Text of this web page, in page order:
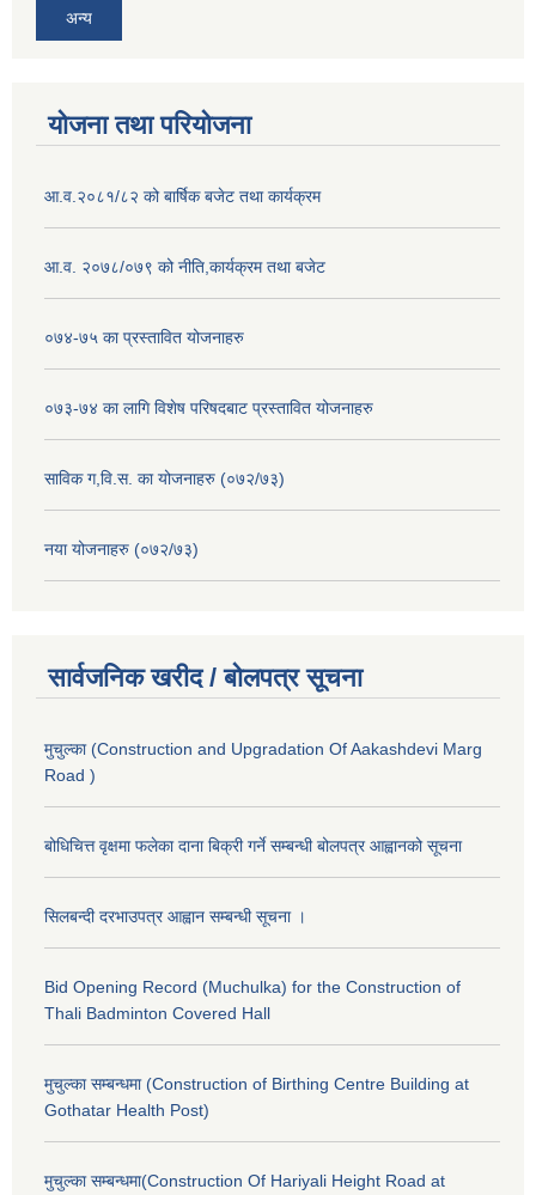
अन्य
योजना तथा परियोजना
आ.व.२०८१/८२ को बार्षिक बजेट तथा कार्यक्रम
आ.व. २०७८/०७९ को नीति,कार्यक्रम तथा बजेट
०७४-७५ का प्रस्तावित योजनाहरु
०७३-७४ का लागि विशेष परिषदबाट प्रस्तावित योजनाहरु
साविक ग,वि.स. का योजनाहरु (०७२/७३)
नया योजनाहरु (०७२/७३)
सार्वजनिक खरीद / बोलपत्र सूचना
मुचुल्का (Construction and Upgradation Of Aakashdevi Marg
Road )
बोधिचित्त वृक्षमा फलेका दाना बिक्री गर्ने सम्बन्धी बोलपत्र आह्वानको सूचना
सिलबन्दी दरभाउपत्र आह्वान सम्बन्धी सूचना ।
Bid Opening Record (Muchulka) for the Construction of
Thali Badminton Covered Hall
मुचुल्का सम्बन्धमा (Construction of Birthing Centre Building at
Gothatar Health Post)
मुचुल्का सम्बन्धमा(Construction Of Hariyali Height Road at